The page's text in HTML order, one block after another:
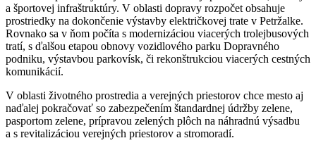
a športovej infraštruktúry. V oblasti dopravy rozpočet obsahuje
prostriedky na dokončenie výstavby električkovej trate v Petržalke.
Rovnako sa v ňom počíta s modernizáciou viacerých trolejbusových
tratí, s ďalšou etapou obnovy vozidlového parku Dopravného
podniku, výstavbou parkovísk, či rekonštrukciou viacerých cestných
komunikácií.
V oblasti životného prostredia a verejných priestorov chce mesto aj
naďalej pokračovať so zabezpečením štandardnej údržby zelene,
pasportom zelene, prípravou zelených plôch na náhradnú výsadbu
a s revitalizáciou verejných priestorov a stromoradí.